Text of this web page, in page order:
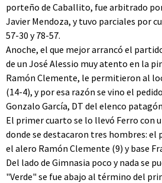
porteño de Caballito, fue arbitrado
Javier Mendoza, y tuvo parciales por
57-30 y 78-57.
Anoche, el que mejor arrancó el
de un José Alessio muy atento en la
Ramón Clemente, le permitieron al
(14-4), y por esa razón se vino el
Gonzalo García, DT del elenco
El primer cuarto se lo llevó Ferro con
donde se destacaron tres hombres: el
el alero Ramón Clemente (9) y base
Del lado de Gimnasia poco y nada se
"Verde" se fue abajo al término del